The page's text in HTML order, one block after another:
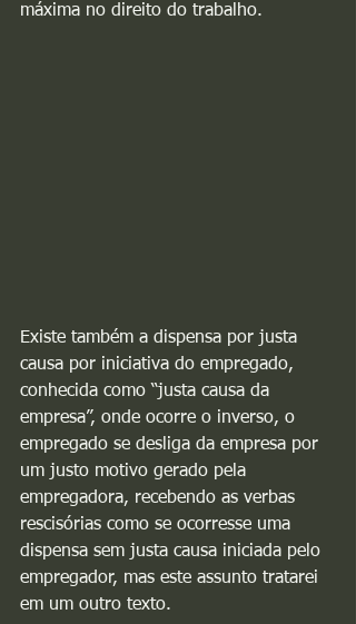
máxima no direito do trabalho.
Existe também a dispensa por justa
causa por iniciativa do empregado,
conhecida como “justa causa da
empresa”, onde ocorre o inverso, o
empregado se desliga da empresa por
um justo motivo gerado pela
empregadora, recebendo as verbas
rescisórias como se ocorresse uma
dispensa sem justa causa iniciada pelo
empregador, mas este assunto tratarei
em um outro texto.